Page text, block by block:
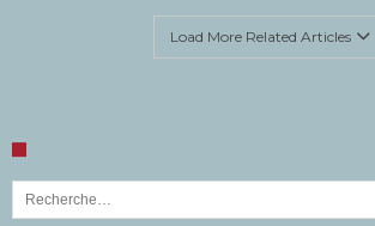
Load More Related Articles
Rechercher :